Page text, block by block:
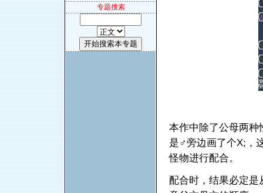
本作中除了公母两种
是♂旁边画了个X;，
怪物进行配合。
配合时，结果必定是
专题搜索